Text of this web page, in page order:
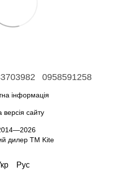
0958591258
інформація
версія сайту
дилер ТМ Kite
Рус